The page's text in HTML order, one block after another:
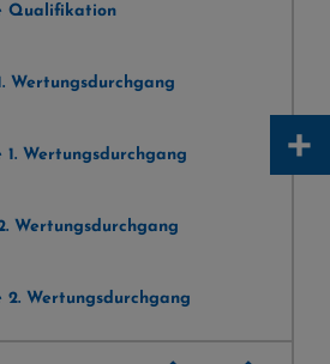
Qualifikation
Wertungsdurchgang
1. Wertungsdurchgang
Wertungsdurchgang
2. Wertungsdurchgang
+